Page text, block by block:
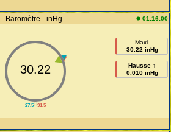
Baromètre - inHg 01:16:00
||
27.5 31.5
30.22
Maxi.
30.22 inHg
Hausse ↑
0.010 inHg